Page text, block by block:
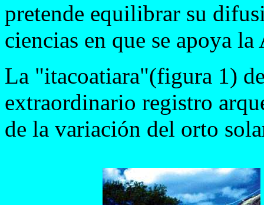
pretende equilibrar su
ciencias en que se apoya
La "itacoatiara"(figura 1)
extraordinario registro
de la variación del orto